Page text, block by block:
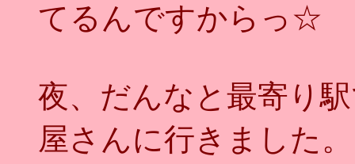
てるんですからっ☆
夜、だんなと最寄り
屋さんに行きました。